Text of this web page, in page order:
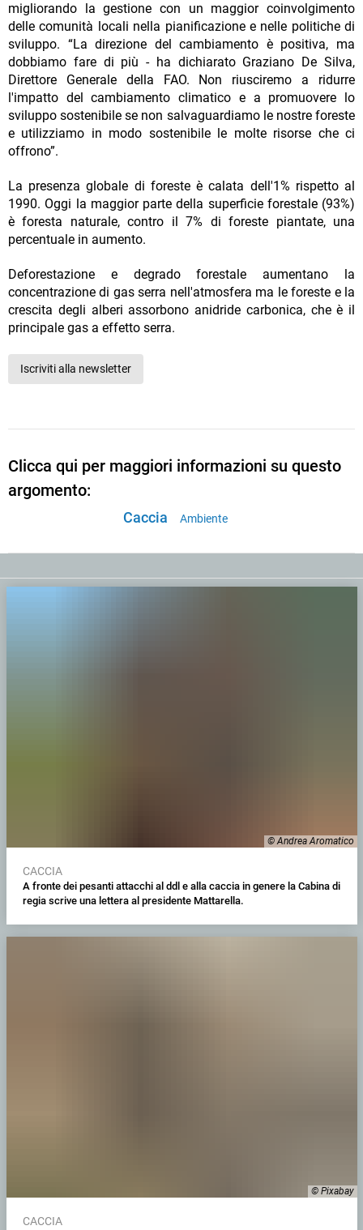
migliorando la gestione con un maggior coinvolgimento
delle comunità locali nella pianificazione e nelle politiche di
sviluppo. “La direzione del cambiamento è positiva, ma
dobbiamo fare di più - ha dichiarato Graziano De Silva,
Direttore Generale della FAO. Non riusciremo a ridurre
l'impatto del cambiamento climatico e a promuovere lo
sviluppo sostenibile se non salvaguardiamo le nostre foreste
e utilizziamo in modo sostenibile le molte risorse che ci
offrono”.
La presenza globale di foreste è calata dell'1% rispetto al
1990. Oggi la maggior parte della superficie forestale (93%)
è foresta naturale, contro il 7% di foreste piantate, una
percentuale in aumento.
Deforestazione e degrado forestale aumentano la
concentrazione di gas serra nell'atmosfera ma le foreste e la
crescita degli alberi assorbono anidride carbonica, che è il
principale gas a effetto serra.
Iscriviti alla newsletter
Clicca qui per maggiori informazioni su questo
argomento:
Caccia Ambiente
© Andrea Aromatico
CACCIA
A fronte dei pesanti attacchi al ddl e alla caccia in genere la Cabina di
regia scrive una lettera al presidente Mattarella.
© Pixabay
CACCIA